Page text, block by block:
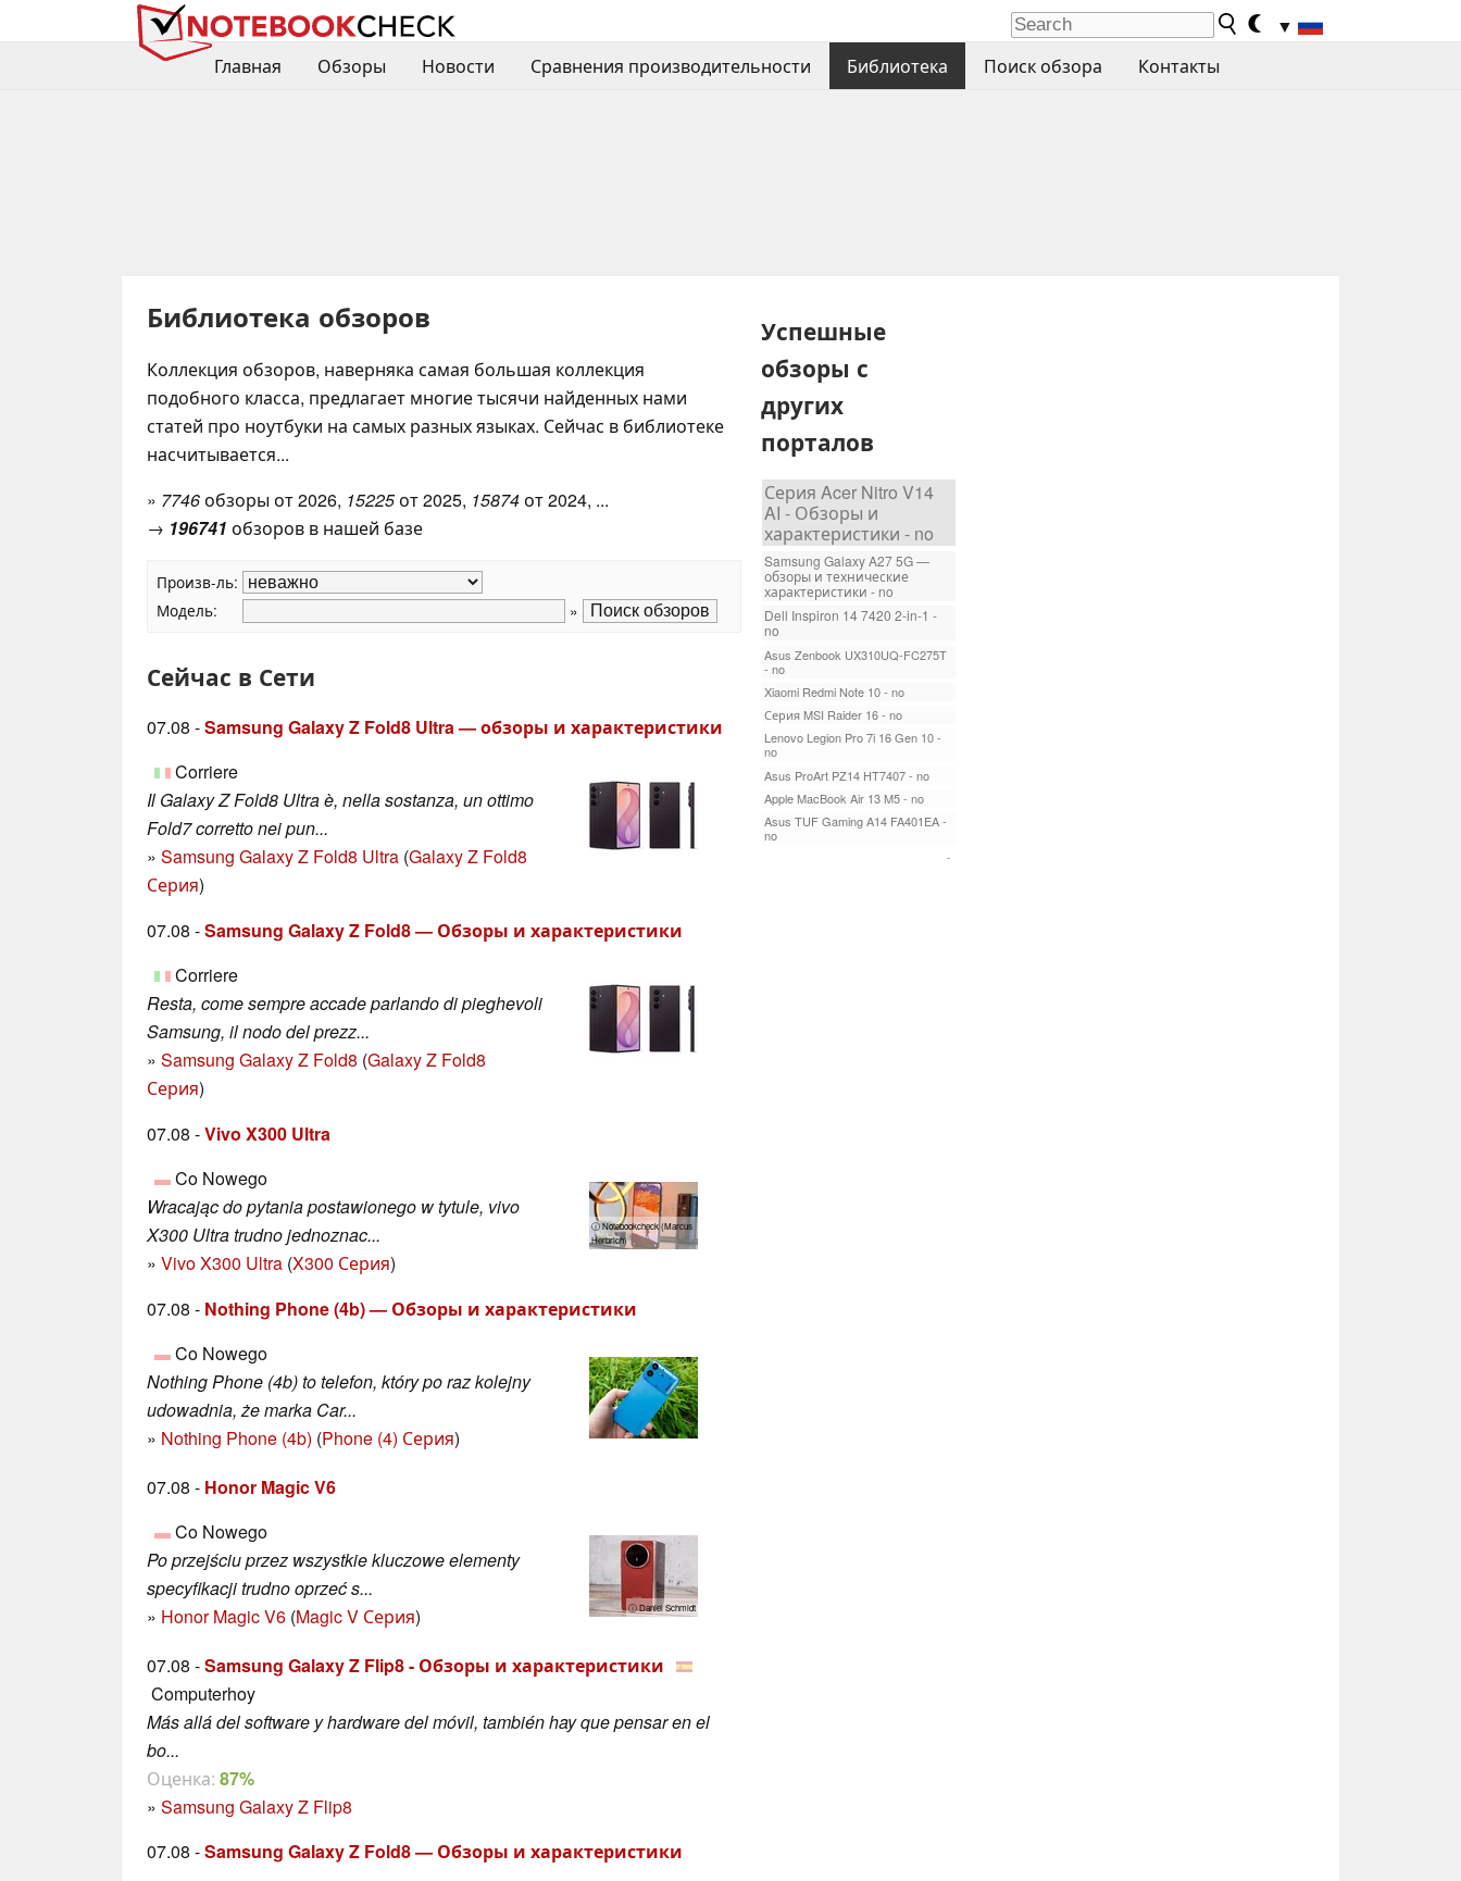
▼
Главная
Обзоры Новости Сравнения производительности Библиотека Поиск обзора Контакты
Библиотека обзоров
Коллекция обзоров, наверняка самая большая коллекция
подобного класса, предлагает многие тысячи найденных нами
статей про ноутбуки на самых разных языках. Сейчас в библиотеке
насчитывается...
» 7746обзоры от 2026, 15225от 2025, 15874от 2024, ...
→ 196741 обзоров в нашей базе
Произв-ль:
Модель:
»
Сейчас в Сети
07.08 -Samsung Galaxy Z Fold8 Ultra — обзоры и характеристики
Corriere
Il Galaxy Z Fold8 Ultra è, nella sostanza, un ottimo
Fold7 corretto nei pun...
» Samsung Galaxy Z Fold8 Ultra (Galaxy Z Fold8
Серия)
07.08 -Samsung Galaxy Z Fold8 — Обзоры и характеристики
Corriere
Resta, come sempre accade parlando di pieghevoli
Samsung, il nodo del prezz...
» Samsung Galaxy Z Fold8 (Galaxy Z Fold8
Серия)
07.08 -Vivo X300 Ultra
ⓘ Notebookcheck (Marcus
Herbrich)
Co Nowego
Wracając do pytania postawionego w tytule, vivo
X300 Ultra trudno jednoznac...
» Vivo X300 Ultra (X300 Серия)
07.08 - Nothing Phone (4b) — Обзоры и характеристики
Co Nowego
Nothing Phone (4b) to telefon, który po raz kolejny
udowadnia, że marka Car...
» Nothing Phone (4b) (Phone (4) Серия)
07.08 - Honor Magic V6
ⓘ Daniel Schmidt
Co Nowego
Po przejściu przez wszystkie kluczowe elementy
specyfikacji trudno oprzeć s...
» Honor Magic V6 (Magic V Серия)
07.08 -Samsung Galaxy Z Flip8 - Обзоры и характеристики
Computerhoy
Más allá del software y hardware del móvil, también hay que pensar en el
bo...
Оценка: 87%
» Samsung Galaxy Z Flip8
07.08 -Samsung Galaxy Z Fold8 — Обзоры и характеристики
Успешные
обзоры с
других
порталов
Серия Acer Nitro V14
AI - Обзоры и
характеристики - no
Samsung Galaxy A27 5G —
обзоры и технические
характеристики - no
Dell Inspiron 14 7420 2-in-1 -
no
Asus Zenbook UX310UQ-FC275T
- no
Xiaomi Redmi Note 10 - no
Серия MSI Raider 16 - no
Lenovo Legion Pro 7i 16 Gen 10 -
no
Asus ProArt PZ14 HT7407 - no
Apple MacBook Air 13 M5 - no
Asus TUF Gaming A14 FA401EA -
no
-